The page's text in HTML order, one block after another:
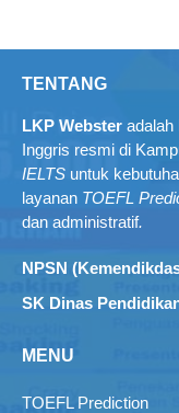
TENTANG
LKP Webster adalah
Inggris resmi di
IELTS untuk
layanan TOEFL
dan administratif.
NPSN
SK Dinas
MENU
TOEFL Prediction